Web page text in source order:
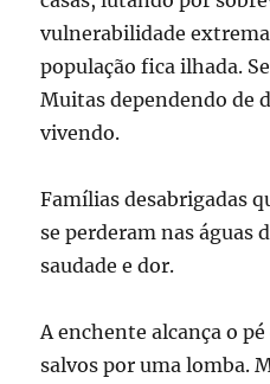
vulnerabilidade
população fica ilhada.
Muitas dependendo de
vivendo.
Famílias desabrigadas
se perderam nas águas
saudade e dor.
A enchente alcança o
salvos por uma lomba.